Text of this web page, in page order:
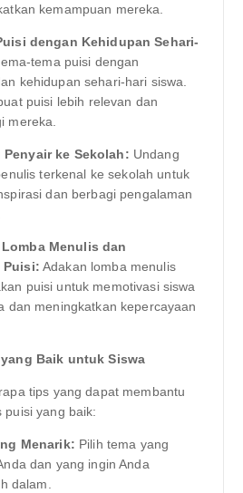
kemampuan mereka.
dengan Kehidupan Sehari-
tema puisi dengan
kehidupan sehari-hari siswa.
puisi lebih relevan dan
mereka.
ke Sekolah: Undang
terkenal ke sekolah untuk
dan berbagi pengalaman
Menulis dan
Puisi: Adakan lomba menulis
puisi untuk memotivasi siswa
dan meningkatkan kepercayaan
Baik untuk Siswa
tips yang dapat membantu
puisi yang baik:
Menarik: Pilih tema yang
dan yang ingin Anda
dalam.